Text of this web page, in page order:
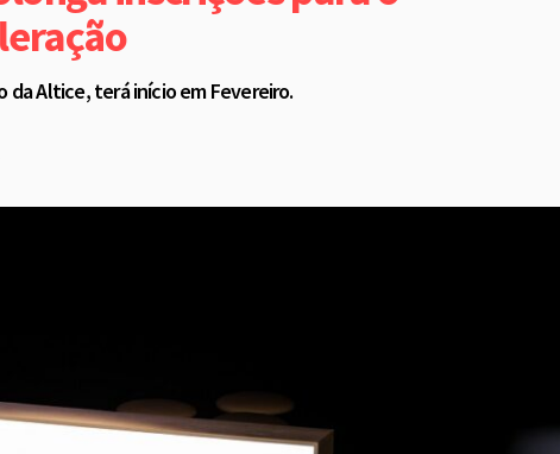
da Altice, terá início em Fevereiro.